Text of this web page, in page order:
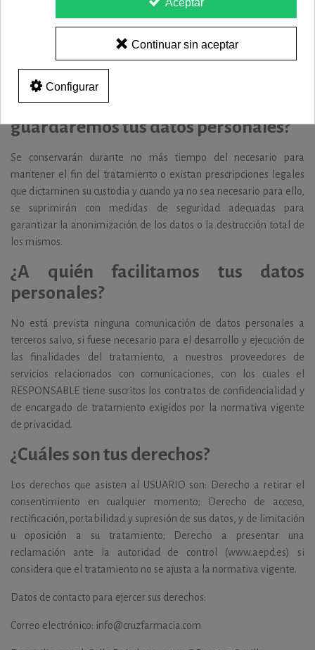
Para la ejecución de un contrato o precontrato en el que el
USUARIO es parte, o para la aplicación de petición de éste de
¿Durante cuánto tiempo
guardaremos tus datos personales?
Se conservarán durante no más tiempo del necesario para
mantener el fin del tratamiento o existan prescripciones legales
que dictaminen su custodia y cuando ya no sea necesario para ello,
se suprimirán con medidas de seguridad adecuadas para
garantizar la anonimización de los datos o la destrucción total de
los mismos.
¿A quién facilitamos tus datos
personales?
No está prevista ninguna comunicación de datos personales a
terceros salvo, si fuese necesario para el desarrollo y ejecución de
las finalidades del tratamiento, a nuestros proveedores de
servicios relacionados con comunicaciones, con los cuales el
RESPONSABLE tiene suscritos los contratos de confidencialidad y
de encargado de tratamiento exigidos por la normativa vigente
de privacidad.
¿Cuáles son tus derechos?
Los derechos que asisten al USUARIO son: Derecho a retirar el
consentimiento en cualquier momento; Derecho de acceso,
rectificación, portabilidad y supresión de sus datos, y de limitación
u oposición a su tratamiento; Derecho a presentar una
reclamación ante la autoridad de control (www.aepd.es) si
considera que el tratamiento no se ajusta a la normativa vigente.
Datos de contacto para ejercer sus derechos:
Correo electrónico: info@cruzfarmacia.com
Continuar sin aceptar
Configurar